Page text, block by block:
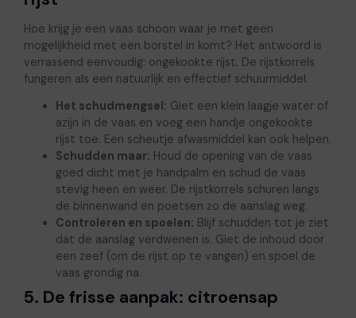
Hoe krijg je een vaas schoon waar je met geen
mogelijkheid met een borstel in komt? Het antwoord is
verrassend eenvoudig: ongekookte rijst. De rijstkorrels
fungeren als een natuurlijk en effectief schuurmiddel.
Het schudmengsel: Giet een klein laagje water of
azijn in de vaas en voeg een handje ongekookte
rijst toe. Een scheutje afwasmiddel kan ook helpen.
Schudden maar: Houd de opening van de vaas
goed dicht met je handpalm en schud de vaas
stevig heen en weer. De rijstkorrels schuren langs
de binnenwand en poetsen zo de aanslag weg.
Controleren en spoelen: Blijf schudden tot je ziet
dat de aanslag verdwenen is. Giet de inhoud door
een zeef (om de rijst op te vangen) en spoel de
vaas grondig na.
5. De frisse aanpak: citroensap